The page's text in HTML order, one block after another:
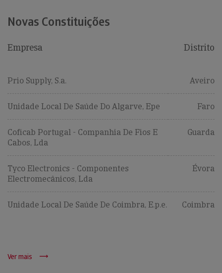
Novas Constituições
Empresa Distrito
Prio Supply, S.a. Aveiro
Unidade Local De Saúde Do Algarve, Epe Faro
Coficab Portugal - Companhia De Fios E
Cabos, Lda
Guarda
Tyco Electronics - Componentes
Electromecânicos, Lda
Évora
Unidade Local De Saúde De Coimbra, E.p.e. Coimbra
Ver mais